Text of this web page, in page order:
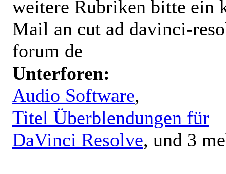
weitere Rubriken bitte ein
Mail an cut ad davinci-
forum de
Unterforen:
Audio Software,
Titel Überblendungen für
DaVinci Resolve, und 3